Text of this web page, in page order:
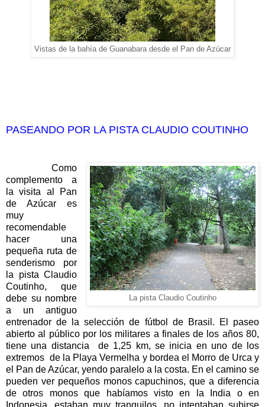
Vistas de la bahía de Guanabara desde el Pan de Azúcar
PASEANDO POR LA PISTA CLAUDIO COUTINHO
La pista Claudio Coutinho
Como
complemento a
la visita al Pan
de Azúcar es
muy
recomendable
hacer una
pequeña ruta de
senderismo por
la pista Claudio
Coutinho, que
debe su nombre
a un antiguo
entrenador de la selección de fútbol de Brasil. El paseo
abierto al público por los militares a finales de los años 80,
tiene una distancia de 1,25 km, se inicia en uno de los
extremos de la Playa Vermelha y bordea el Morro de Urca y
el Pan de Azúcar, yendo paralelo a la costa. En el camino se
pueden ver pequeños monos capuchinos, que a diferencia
de otros monos que habíamos visto en la India o en
Indonesia, estaban muy tranquilos, no intentaban subirse